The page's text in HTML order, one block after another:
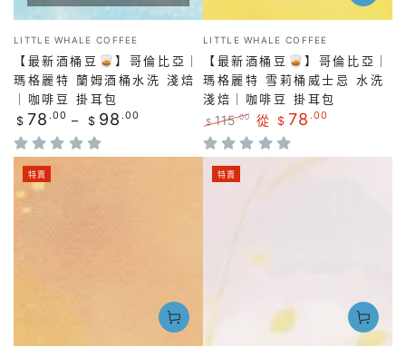
小
販：
LITTLE WHALE COFFEE
【最新酒桶豆🥃】哥倫比亞｜
瑪格麗特 蘭姆酒桶水洗 淺焙
｜咖啡豆 掛耳包
正
常
價
格
$ 78 .00 $ 98 .00
小
販：
LITTLE WHALE COFFEE
【最新酒桶豆🥃】哥倫比亞｜
瑪格麗特 雪莉桶威士忌 水洗
淺焙｜咖啡豆 掛耳包
正
常
$ 115.00
特
賣
從 $ 78 .00
特賣 特賣